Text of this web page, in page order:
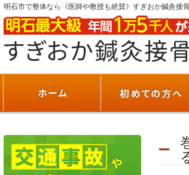
明石市で整体なら《医師や教授も絶賛》すぎおか鍼灸接